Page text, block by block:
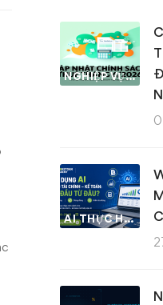
NGHIỆP VỤ KẾ TOÁN & THUẾ
AI THỰC HÀNH